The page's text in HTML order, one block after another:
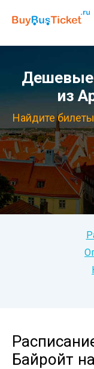
Дешевые
из
Найдите
Байройт на